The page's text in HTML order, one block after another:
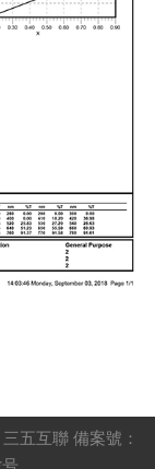
五互聯 備案號：